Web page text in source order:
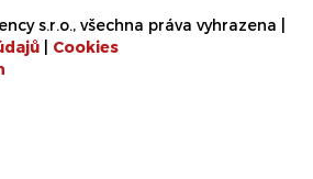
s.r.o., všechna práva vyhrazena |
Cookies